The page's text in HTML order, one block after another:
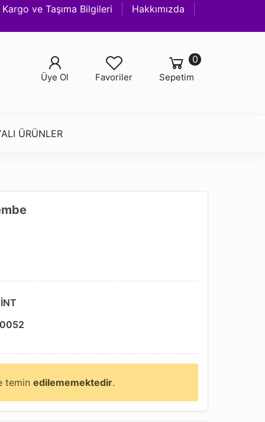
Kargo ve Taşıma Bilgileri
Hakkımızda
Sepetim
0
Favoriler
Üye Ol
ÜRÜNLER
teminedilememektedir.